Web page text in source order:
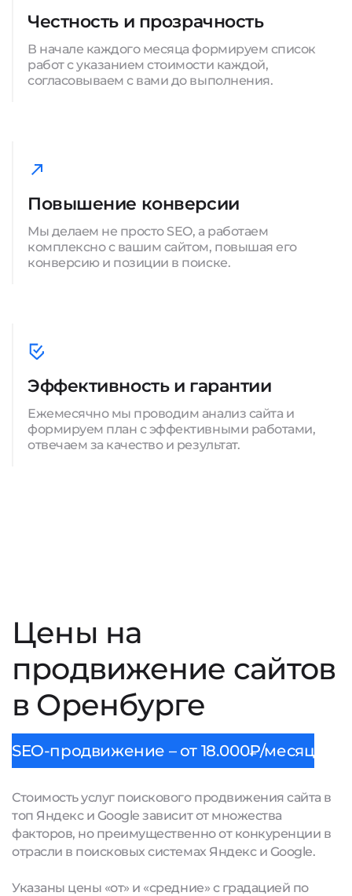
Честность и прозрачность
В начале каждого месяца формируем список
работ с указанием стоимости каждой,
согласовываем с вами до выполнения.
Повышение конверсии
Мы делаем не просто SEO, а работаем
комплексно с вашим сайтом, повышая его
конверсию и позиции в поиске.
Эффективность и гарантии
Ежемесячно мы проводим анализ сайта и
формируем план с эффективными работами,
отвечаем за качество и результат.
Цены на
продвижение сайтов
в Оренбурге
SEO-продвижение – от 18.000₽/месяц
Стоимость услуг поискового продвижения сайта в
топ Яндекс и Google зависит от множества
факторов, но преимущественно от конкуренции в
отрасли в поисковых системах Яндекс и Google.
Указаны цены «от» и «средние» с градацией по